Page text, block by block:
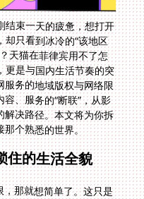
结束一天的疲惫，想打开
却只看到冰冷的“该地区
天猫在菲律宾用不了怎
更是与国内生活节奏的突
服务的地域版权与网络限
、服务的“断联”，从影
解决路径。本文将为你拆
那个熟悉的世界。
住的生活全貌
那就想简单了。这只是
业银行的APP处理紧急
时，那种焦虑是实实在
，页面却加载缓慢或直
打开QQ音乐国外听歌版
灰色曲库列表瞬间浇灭
了海外游子数字生活的
定、安全、高速的连接